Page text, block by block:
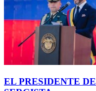
EL PRESIDENTE